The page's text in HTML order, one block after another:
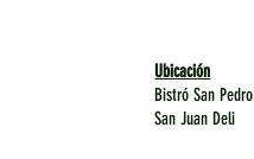
Ubicación
Bistró San Pedro
San Juan Deli